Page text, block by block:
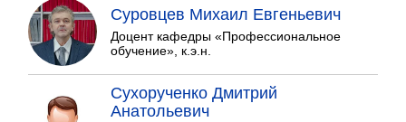
Суровцев Михаил Евгеньевич
Доцент кафедры «Профессиональное
обучение», к.э.н.
Сухорученко Дмитрий
Анатольевич